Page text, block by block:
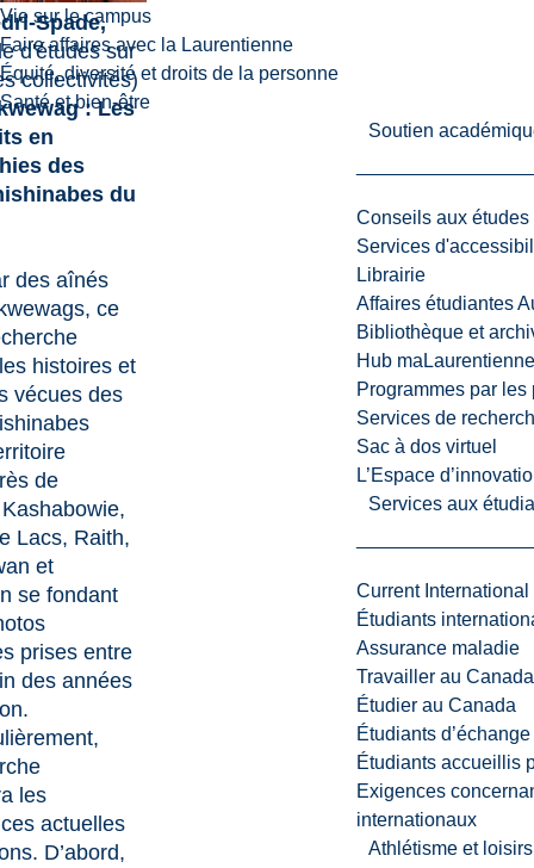
Vie sur le campus
Faire affaires avec la Laurentienne
Équité, diversité et droits de la personne
Santé et bien-être
Soutien
Conseils aux études
Services
Librairie
Affaires étudiantes
Bibliothèque et
Hub maLaurentienne
Programmes par les
Services de
Sac à dos virtuel
L’Espace
Services aux
Current International
Étudiants
Assurance maladie
Travailler au Canada
Étudier au Canada
Étudiants
Étudiants accueillis
Exigences
internationaux
Athlétisme et
Spade,
d'études sur
collectivités)
: Les
en
des
du
des aînés
ce
histoires et
vécues des
de
Lacs, Raith,
et
se fondant
prises entre
des années
les
actuelles
D’abord,